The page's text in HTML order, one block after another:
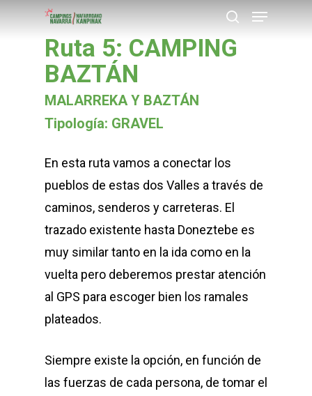
Menu
Ruta 5: CAMPING
BAZTÁN
MALARREKA Y BAZTÁN
Tipología: GRAVEL
En esta ruta vamos a conectar los
pueblos de estas dos Valles a través de
caminos, senderos y carreteras. El
trazado existente hasta Doneztebe es
muy similar tanto en la ida como en la
vuelta pero deberemos prestar atención
al GPS para escoger bien los ramales
plateados.
Siempre existe la opción, en función de
las fuerzas de cada persona, de tomar el